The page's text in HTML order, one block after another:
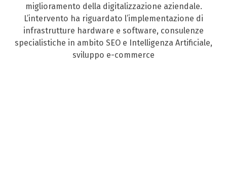
miglioramento della digitalizzazione aziendale.
L’intervento ha riguardato l’implementazione di
infrastrutture hardware e software, consulenze
specialistiche in ambito SEO e Intelligenza Artificiale,
sviluppo e-commerce